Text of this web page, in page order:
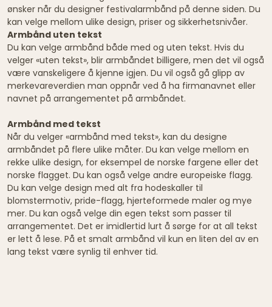
ønsker når du designer festivalarmbånd på denne siden. Du
kan velge mellom ulike design, priser og sikkerhetsnivåer.
Armbånd uten tekst
Du kan velge armbånd både med og uten tekst. Hvis du
velger «uten tekst», blir armbåndet billigere, men det vil også
være vanskeligere å kjenne igjen. Du vil også gå glipp av
merkevareverdien man oppnår ved å ha firmanavnet eller
navnet på arrangementet på armbåndet.
Armbånd med tekst
Når du velger «armbånd med tekst», kan du designe
armbåndet på flere ulike måter. Du kan velge mellom en
rekke ulike design, for eksempel de norske fargene eller det
norske flagget. Du kan også velge andre europeiske flagg.
Du kan velge design med alt fra hodeskaller til
blomstermotiv, pride-flagg, hjerteformede maler og mye
mer. Du kan også velge din egen tekst som passer til
arrangementet. Det er imidlertid lurt å sørge for at all tekst
er lett å lese. På et smalt armbånd vil kun en liten del av en
lang tekst være synlig til enhver tid.